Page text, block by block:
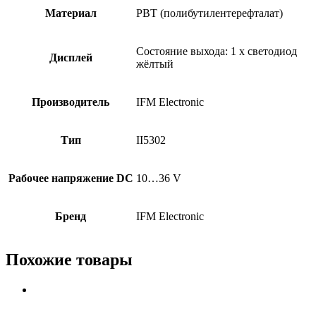
Материал PBT (полибутилентерефталат)
Дисплей
Состояние выхода: 1 x светодиод
жёлтый
Производитель IFM Electronic
Тип II5302
Рабочее напряжение DC 10…36 V
Бренд IFM Electronic
Похожие товары